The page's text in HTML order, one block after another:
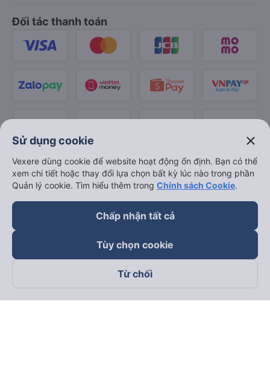
Đối tác thanh toán
Theo dõi chúng tôi trên
Sử dụng cookie close
Vexere dùng cookie để website hoạt động ổn định. Bạn có thể
xem chi tiết hoặc thay đổi lựa chọn bất kỳ lúc nào trong phần
Quản lý cookie. Tìm hiểu thêm trong Chính sách Cookie.
Chấp nhận tất cả
Tùy chọn cookie
Từ chối